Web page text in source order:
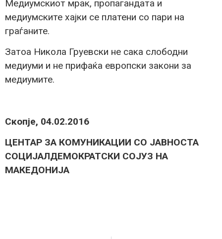
Медиумскиот мрак, пропагандата и
медиумските хајки се платени со пари на
граѓаните.
Затоа Никола Груевски не сака слободни
медиуми и не прифаќа европски закони за
медиумите.
Скопје, 04.02.2016
ЦЕНТАР ЗА КОМУНИКАЦИИ СО ЈАВНОСТА
СОЦИЈАЛДЕМОКРАТСКИ СОЈУЗ НА
МАКЕДОНИЈА